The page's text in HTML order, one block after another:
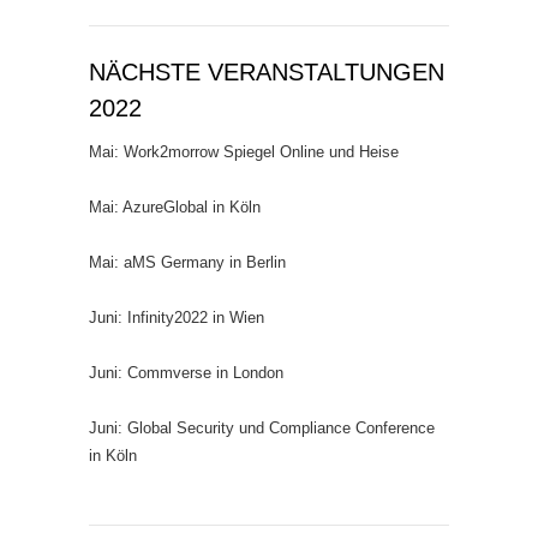
NÄCHSTE VERANSTALTUNGEN
2022
Mai: Work2morrow Spiegel Online und Heise
Mai: AzureGlobal in Köln
Mai: aMS Germany in Berlin
Juni: Infinity2022 in Wien
Juni: Commverse in London
Juni: Global Security und Compliance Conference
in Köln